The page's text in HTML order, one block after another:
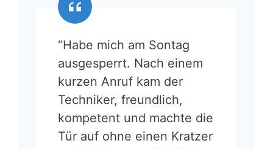
“Habe mich am Sontag
ausgesperrt. Nach einem
kurzen Anruf kam der
Techniker, freundlich,
kompetent und machte die
Tür auf ohne einen Kratzer